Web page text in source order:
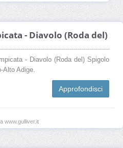
- Diavolo (Roda del)
- Diavolo (Roda del) Spigolo
Adige.
Approfondisci
www.gulliver.it